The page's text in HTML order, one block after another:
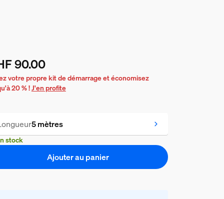
actuel est CHF 90.00
90.00
votre propre kit de démarrage et économisez
20 % !J'en profite
5 mètres
stock
Ajouter au panier